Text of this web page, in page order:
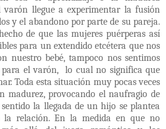
varón llegue a experimentar la fusión
y el abandono por parte de su pareja.
de que las mujeres puérperas así
para un extendido etcétera que nos
nuestro bebé, tampoco nos sentimos
para el varón,
lo cual no significa que
Toda esta situación muy pocas veces
madurez, provocando el naufragio de
la llegada de un hijo se plantea
la relación. En la medida en que no